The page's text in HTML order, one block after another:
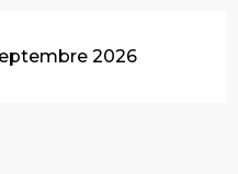
2026